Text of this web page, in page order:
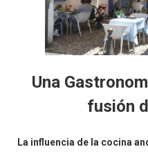
Una
fusión
La influencia de la cocina